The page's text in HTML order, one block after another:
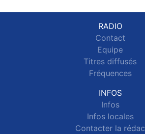
RADIO
Contact
Equipe
Titres diffusés
Fréquences
INFOS
Infos
Infos locales
Contacter la rédac